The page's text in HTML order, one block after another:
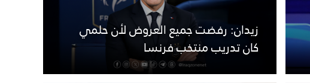
زيدان: رفضت جميع العروض لأن حلمي
كان تدريب منتخب فرنسا